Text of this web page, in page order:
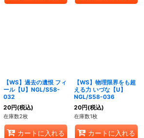
【WS】過去の遺恨 フィ
ール【U】NGL/S58-
032
20円(税込)
在庫数2枚
カートに入れる
【WS】物理限界をも超
える力 いづな【U】
NGL/S58-036
20円(税込)
在庫数1枚
カートに入れる